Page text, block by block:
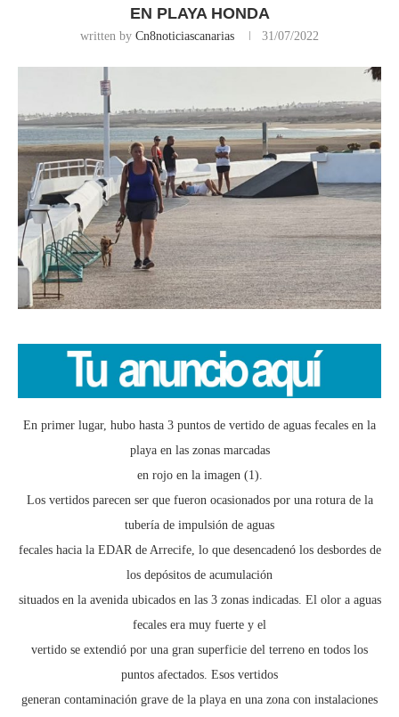
EN PLAYA HONDA
written by Cn8noticiascanarias 31/07/2022
En primer lugar, hubo hasta 3 puntos de vertido de aguas fecales en la
playa en las zonas marcadas
en rojo en la imagen (1).
Los vertidos parecen ser que fueron ocasionados por una rotura de la
tubería de impulsión de aguas
fecales hacia la EDAR de Arrecife, lo que desencadenó los desbordes de
los depósitos de acumulación
situados en la avenida ubicados en las 3 zonas indicadas. El olor a aguas
fecales era muy fuerte y el
vertido se extendió por una gran superficie del terreno en todos los
puntos afectados. Esos vertidos
generan contaminación grave de la playa en una zona con instalaciones